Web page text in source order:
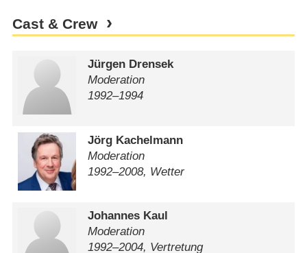
Cast & Crew
Jürgen Drensek
Moderation
1992⁠–⁠1994
Jörg Kachelmann
Moderation
1992⁠–⁠2008, Wetter
Johannes Kaul
Moderation
1992⁠–⁠2004, Vertretung